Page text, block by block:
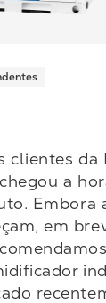
clientes da
a
Embora
em